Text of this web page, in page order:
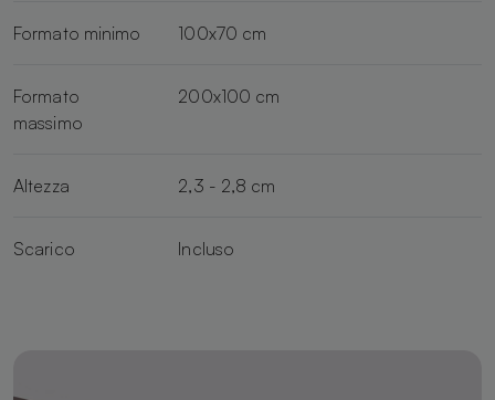
Formato minimo 100x70 cm
Formato
massimo
200x100 cm
Altezza 2,3 - 2,8 cm
Scarico Incluso